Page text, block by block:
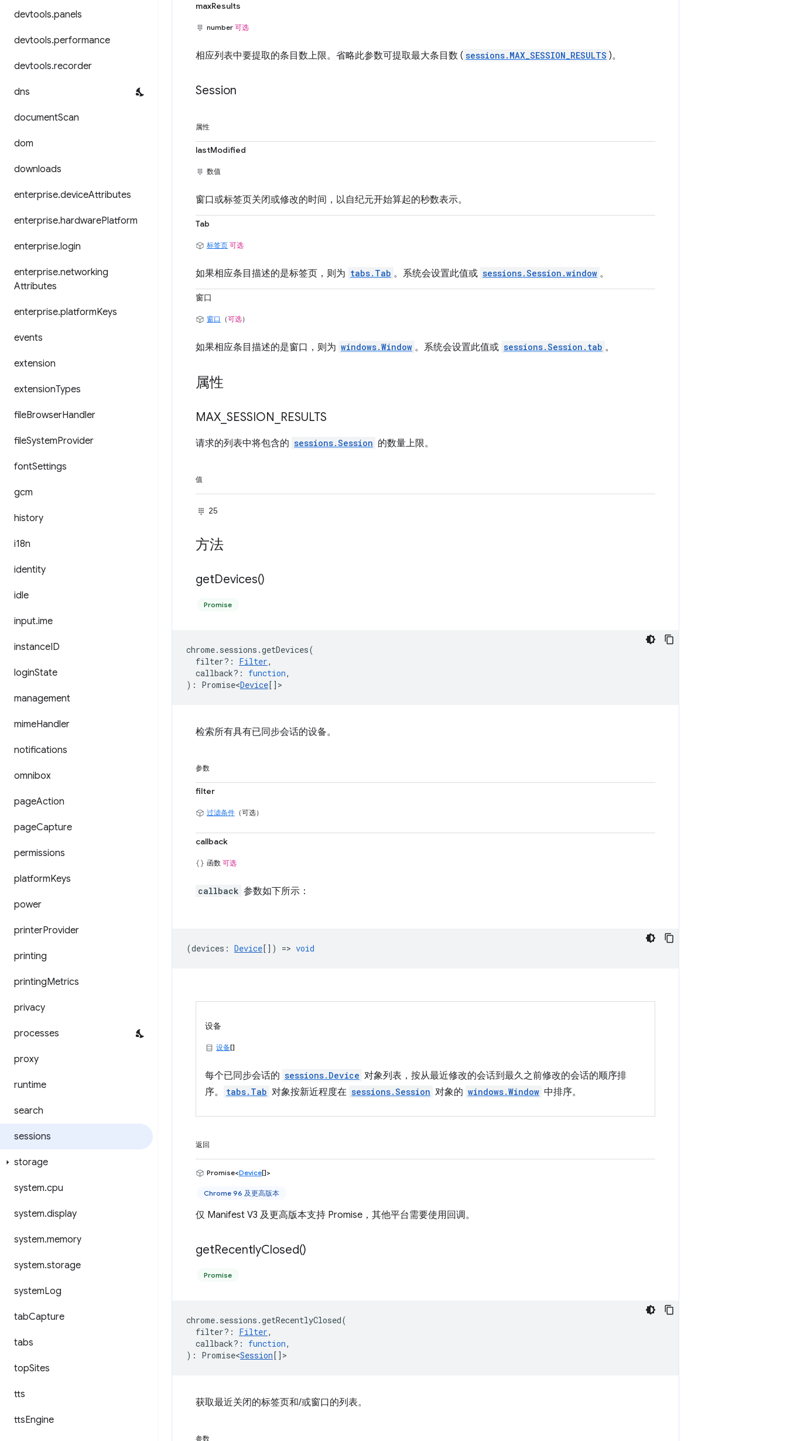
devtools.panels
devtools.performance
devtools.recorder
dns
documentScan
dom
downloads
enterprise.deviceAttributes
enterprise.hardwarePlatform
enterprise.login
enterprise.networking
Attributes
enterprise.platformKeys
events
extension
extensionTypes
fileBrowserHandler
fileSystemProvider
fontSettings
gcm
history
i18n
identity
idle
input.ime
instanceID
loginState
management
mimeHandler
notifications
omnibox
pageAction
pageCapture
permissions
platformKeys
power
printerProvider
printing
printingMetrics
privacy
processes
proxy
runtime
search
sessions
storage
system.cpu
system.display
system.memory
system.storage
systemLog
tabCapture
tabs
topSites
tts
ttsEngine
maxResults
number 可选
相应列表中要提取的条目数上限。省略此参数可提取最大条目数 ( sessions.MAX_SESSION_RESULTS )。
Session
属性
lastModified
数值
窗口或标签页关闭或修改的时间，以自纪元开始算起的秒数表示。
Tab
标签页 可选
如果相应条目描述的是标签页，则为 tabs.Tab 。系统会设置此值或 sessions.Session.window 。
窗口
窗口 （可选）
如果相应条目描述的是窗口，则为 windows.Window 。系统会设置此值或 sessions.Session.tab 。
属性
MAX SESSION RESULTS
请求的列表中将包含的 sessions.Session 的数量上限。
值
25
方法
getDevices()
Promise
chrome. sessions .getDevices(
filter? : Filter,
callback? : function,
) : Promise<Device[] >
检索所有具有已同步会话的设备。
参数
filter
过滤条件 （可选）
callback
函数 可选
callback 参数如下所示：
(devices : Device[]) => void
设备
设备[]
每个已同步会话的 sessions.Device 对象列表，按从最近修改的会话到最久之前修改的会话的顺序排
序。
tabs.Tab 对象按新近程度在 sessions.Session 对象的 windows.Window 中排序。
返回
Promise<Device[]>
Chrome 96 及更高版本
仅 Manifest V3 及更高版本支持 Promise，其他平台需要使用回调。
getRecentlyClosed()
Promise
chrome. sessions .getRecentlyClosed(
filter? : Filter,
callback? : function,
) : Promise<Session[] >
获取最近关闭的标签页和/或窗口的列表。
参数